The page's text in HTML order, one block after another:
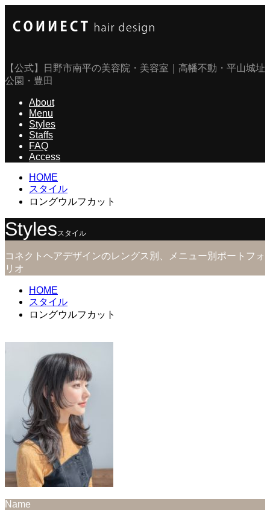
【公式】日野市南平の美容院・美容室｜高幡不動・平山城址
公園・豊田
About
Menu
Styles
Staffs
FAQ
Access
HOME
スタイル
ロングウルフカット
Stylesスタイル
コネクトヘアデザインのレングス別、メニュー別ポートフォ
リオ
HOME
スタイル
ロングウルフカット
Name